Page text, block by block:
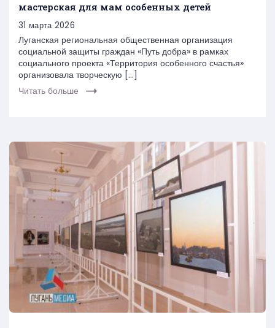
мастерская для мам особенных детей
31 марта 2026
Луганская региональная общественная организация
социальной защиты граждан «Путь добра» в рамках
социального проекта «Территория особенного счастья»
организовала творческую […]
Читать больше